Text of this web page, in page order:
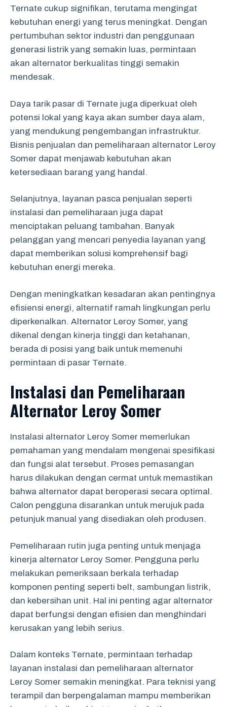
Ternate cukup signifikan, terutama mengingat
kebutuhan energi yang terus meningkat. Dengan
pertumbuhan sektor industri dan penggunaan
generasi listrik yang semakin luas, permintaan
akan alternator berkualitas tinggi semakin
mendesak.
Daya tarik pasar di Ternate juga diperkuat oleh
potensi lokal yang kaya akan sumber daya alam,
yang mendukung pengembangan infrastruktur.
Bisnis penjualan dan pemeliharaan alternator Leroy
Somer dapat menjawab kebutuhan akan
ketersediaan barang yang handal.
Selanjutnya, layanan pasca penjualan seperti
instalasi dan pemeliharaan juga dapat
menciptakan peluang tambahan. Banyak
pelanggan yang mencari penyedia layanan yang
dapat memberikan solusi komprehensif bagi
kebutuhan energi mereka.
Dengan meningkatkan kesadaran akan pentingnya
efisiensi energi, alternatif ramah lingkungan perlu
diperkenalkan. Alternator Leroy Somer, yang
dikenal dengan kinerja tinggi dan ketahanan,
berada di posisi yang baik untuk memenuhi
permintaan di pasar Ternate.
Instalasi dan Pemeliharaan
Alternator Leroy Somer
Instalasi alternator Leroy Somer memerlukan
pemahaman yang mendalam mengenai spesifikasi
dan fungsi alat tersebut. Proses pemasangan
harus dilakukan dengan cermat untuk memastikan
bahwa alternator dapat beroperasi secara optimal.
Calon pengguna disarankan untuk merujuk pada
petunjuk manual yang disediakan oleh produsen.
Pemeliharaan rutin juga penting untuk menjaga
kinerja alternator Leroy Somer. Pengguna perlu
melakukan pemeriksaan berkala terhadap
komponen penting seperti belt, sambungan listrik,
dan kebersihan unit. Hal ini penting agar alternator
dapat berfungsi dengan efisien dan menghindari
kerusakan yang lebih serius.
Dalam konteks Ternate, permintaan terhadap
layanan instalasi dan pemeliharaan alternator
Leroy Somer semakin meningkat. Para teknisi yang
terampil dan berpengalaman mampu memberikan